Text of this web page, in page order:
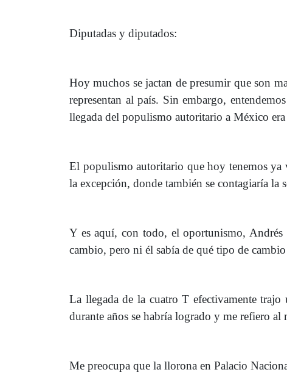
Diputadas y diputados:
Hoy muchos se jactan de presumir que son
representan al país. Sin embargo,
llegada del populismo autoritario a México
El populismo autoritario que hoy tenemos ya
la excepción, donde también se contagiaría la
Y es aquí, con todo, el oportunismo,
cambio, pero ni él sabía de qué tipo de
La llegada de la cuatro T efectivamente
durante años se habría logrado y me refiero
Me preocupa que la llorona en Palacio